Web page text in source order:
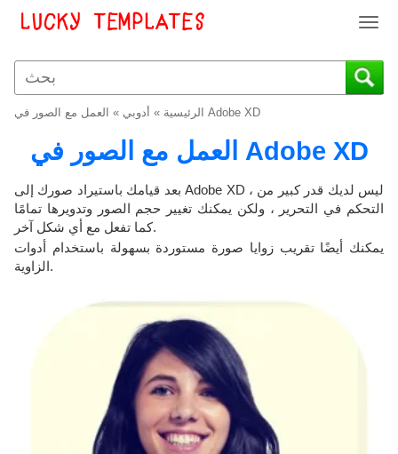
T
g
g
i
a
الرئيسية » أدوبي » العمل مع الصور في Adobe XD
العمل مع الصور في Adobe XD
بعد قيامك باستيراد صورك إلى Adobe XD ، ليس لديك قدر كبير من
التحكم في التحرير ، ولكن يمكنك تغيير حجم الصور وتدويرها تمامًا
كما تفعل مع أي شكل آخر.
يمكنك أيضًا تقريب زوايا صورة مستوردة بسهولة باستخدام أدوات
الزاوية.